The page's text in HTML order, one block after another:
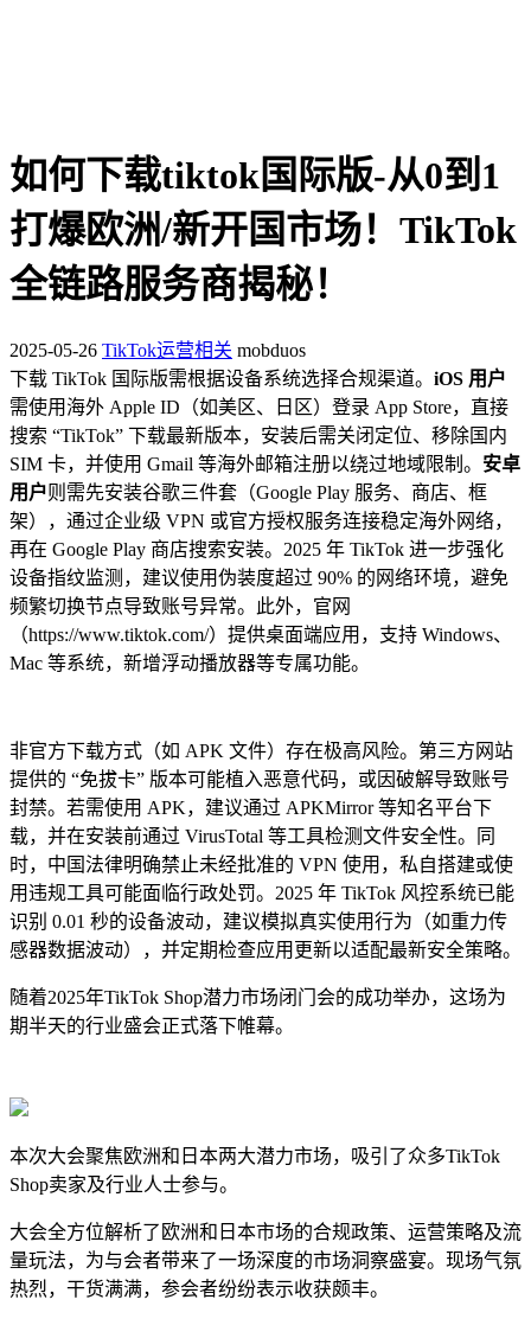
如何下载tiktok国际版-从0到1
打爆欧洲/新开国市场！TikTok
全链路服务商揭秘！
2025-05-26 TikTok运营相关 mobduos
下载 TikTok 国际版需根据设备系统选择合规渠道。 iOS 用户
需使用海外 Apple ID（如美区、日区）登录 App Store，直接
搜索 “TikTok” 下载最新版本，安装后需关闭定位、移除国内
SIM 卡，并使用 Gmail 等海外邮箱注册以绕过地域限制。 安卓
用户则需先安装谷歌三件套（Google Play 服务、商店、框
架），通过企业级 VPN 或官方授权服务连接稳定海外网络，
再在 Google Play 商店搜索安装。2025 年 TikTok 进一步强化
设备指纹监测，建议使用伪装度超过 90% 的网络环境，避免
频繁切换节点导致账号异常。此外，官网
（https://www.tiktok.com/）提供桌面端应用，支持 Windows、
Mac 等系统，新增浮动播放器等专属功能。
非官方下载方式（如 APK 文件）存在极高风险。第三方网站
提供的 “免拔卡” 版本可能植入恶意代码，或因破解导致账号
封禁。若需使用 APK，建议通过 APKMirror 等知名平台下
载，并在安装前通过 VirusTotal 等工具检测文件安全性。同
时，中国法律明确禁止未经批准的 VPN 使用，私自搭建或使
用违规工具可能面临行政处罚。2025 年 TikTok 风控系统已能
识别 0.01 秒的设备波动，建议模拟真实使用行为（如重力传
感器数据波动），并定期检查应用更新以适配最新安全策略。
随着2025年TikTok Shop潜力市场闭门会的成功举办，这场为
期半天的行业盛会正式落下帷幕。
本次大会聚焦欧洲和日本两大潜力市场，吸引了众多TikTok
Shop卖家及行业人士参与。
大会全方位解析了欧洲和日本市场的合规政策、运营策略及流
量玩法，为与会者带来了一场深度的市场洞察盛宴。现场气氛
热烈，干货满满，参会者纷纷表示收获颇丰。